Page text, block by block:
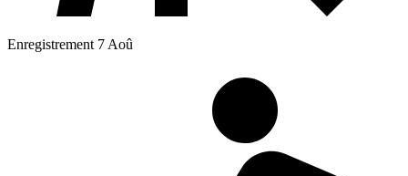
Enregistrement 7 Aoû